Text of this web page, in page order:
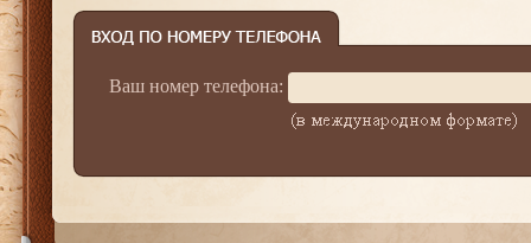
Ваш номер телефона: